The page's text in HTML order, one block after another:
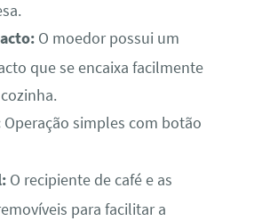
O moedor possui um
que se encaixa facilmente
Operação simples com botão
O recipiente de café e as
para facilitar a